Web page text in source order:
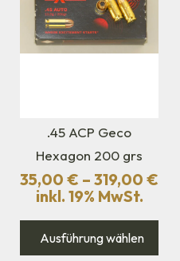
.45 ACP Geco
Hexagon 200 grs
35,00 € – 319,00 €
inkl. 19% MwSt.
Ausführung wählen